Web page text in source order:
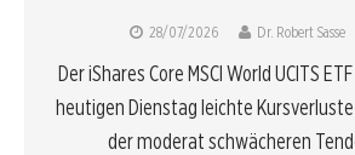
28/07/2026 Dr. Robert Sasse
Der iShares Core MSCI World UCITS
heutigen Dienstag leichte
der moderat schwächeren